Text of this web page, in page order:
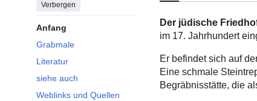
Verbergen
Anfang
Grabmale
Literatur
siehe auch
Weblinks und Quellen
Der jüdische
im 17. Jahrhundert
Er befindet sich auf
Eine schmale
Begräbnisstätte, die